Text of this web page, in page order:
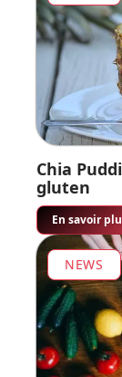
Chia
gluten
En savoir
NEWS